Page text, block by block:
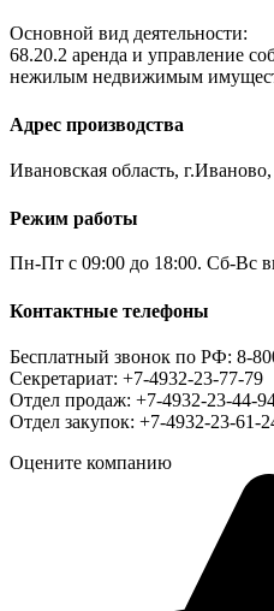
Основной вид деятельности:
68.20.2 аренда и управление
нежилым недвижимым
Адрес производства
Ивановская область,
Режим работы
Пн-Пт с 09:00 до 18:00. Сб-Вс
Контактные телефоны
Бесплатный звонок по РФ: 8-
Секретариат: +7-4932-23-77-79
Отдел продаж: +7-4932-23-44-
Отдел закупок: +7-4932-23-61-
Оцените компанию